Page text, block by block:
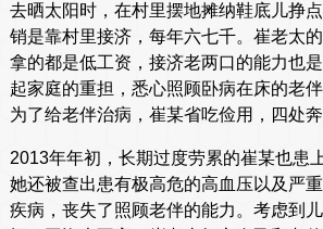
去晒太阳时，在村里摆地摊纳鞋底儿挣
销是靠村里接济，每年六七千。崔老太
拿的都是低工资，接济老两口的能力也
起家庭的重担，悉心照顾卧病在床的老
为了给老伴治病，崔某省吃俭用，四处奔
2013年年初，长期过度劳累的崔某也患
她还被查出患有极高危的高血压以及严
疾病，丧失了照顾老伴的能力。考虑到